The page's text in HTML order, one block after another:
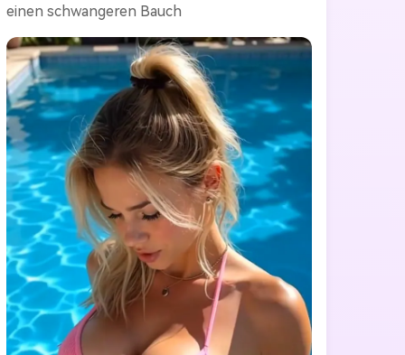
einen schwangeren Bauch